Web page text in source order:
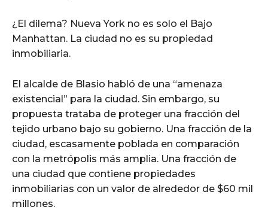
¿El dilema? Nueva York no es solo el Bajo
Manhattan. La ciudad no es su propiedad
inmobiliaria.
El alcalde de Blasio habló de una “amenaza
existencial” para la ciudad. Sin embargo, su
propuesta trataba de proteger una fracción del
tejido urbano bajo su gobierno. Una fracción de la
ciudad, escasamente poblada en comparación
con la metrópolis más amplia. Una fracción de
una ciudad que contiene propiedades
inmobiliarias con un valor de alrededor de $60 mil
millones.